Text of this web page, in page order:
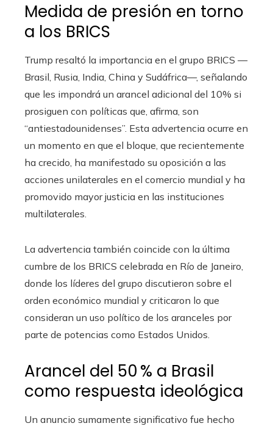
Medida de presión en torno
a los BRICS
Trump resaltó la importancia en el grupo BRICS —
Brasil, Rusia, India, China y Sudáfrica—, señalando
que les impondrá un arancel adicional del 10% si
prosiguen con políticas que, afirma, son
“antiestadounidenses”. Esta advertencia ocurre en
un momento en que el bloque, que recientemente
ha crecido, ha manifestado su oposición a las
acciones unilaterales en el comercio mundial y ha
promovido mayor justicia en las instituciones
multilaterales.
La advertencia también coincide con la última
cumbre de los BRICS celebrada en Río de Janeiro,
donde los líderes del grupo discutieron sobre el
orden económico mundial y criticaron lo que
consideran un uso político de los aranceles por
parte de potencias como Estados Unidos.
Arancel del 50 % a Brasil
como respuesta ideológica
Un anuncio sumamente significativo fue hecho